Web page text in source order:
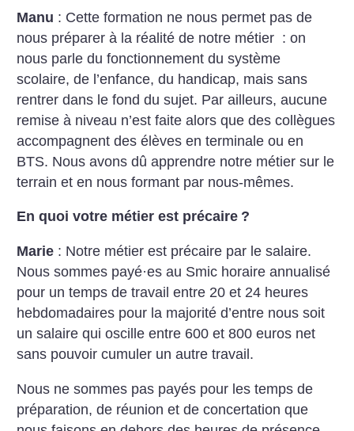
Manu : Cette formation ne nous permet pas de
nous préparer à la réalité de notre métier : on
nous parle du fonctionnement du système
scolaire, de l’enfance, du handicap, mais sans
rentrer dans le fond du sujet. Par ailleurs, aucune
remise à niveau n’est faite alors que des collègues
accompagnent des élèves en terminale ou en
BTS. Nous avons dû apprendre notre métier sur le
terrain et en nous formant par nous-mêmes.
En quoi votre métier est précaire ?
Marie : Notre métier est précaire par le salaire.
Nous sommes payé·es au Smic horaire annualisé
pour un temps de travail entre 20 et 24 heures
hebdomadaires pour la majorité d’entre nous soit
un salaire qui oscille entre 600 et 800 euros net
sans pouvoir cumuler un autre travail.
Nous ne sommes pas payés pour les temps de
préparation, de réunion et de concertation que